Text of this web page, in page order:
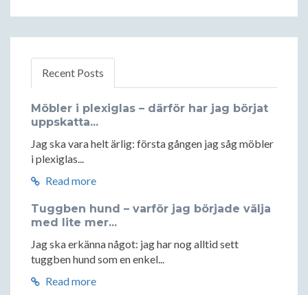
Recent Posts
Möbler i plexiglas – därför har jag börjat
uppskatta...
Jag ska vara helt ärlig: första gången jag såg möbler
i plexiglas...
Read more
Tuggben hund – varför jag började välja
med lite mer...
Jag ska erkänna något: jag har nog alltid sett
tuggben hund som en enkel...
Read more